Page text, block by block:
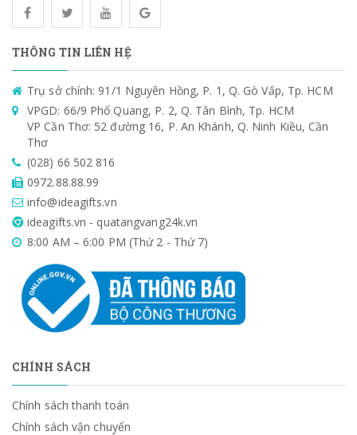
THÔNG TIN LIÊN HỆ
Trụ sở chính: 91/1 Nguyên Hồng, P. 1, Q. Gò Vấp, Tp. HCM
VPGD: 66/9 Phổ Quang, P. 2, Q. Tân Bình, Tp. HCM
VP Cần Thơ: 52 đường 16, P. An Khánh, Q. Ninh Kiều, Cần
Thơ
(028) 66 502 816
0972.88.88.99
info@ideagifts.vn
ideagifts.vn - quatangvang24k.vn
8:00 AM – 6:00 PM (Thứ 2 - Thứ 7)
CHÍNH SÁCH
Chính sách thanh toán
Chính sách vận chuyển